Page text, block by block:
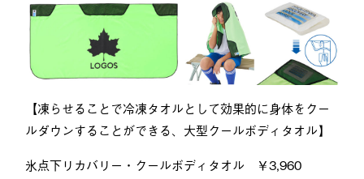
【凍らせることで冷凍タオルとして効果的に身体をクー
ルダウンすることができる、大型クールボディタオル】
氷点下リカバリー・クールボディタオル ￥3,960